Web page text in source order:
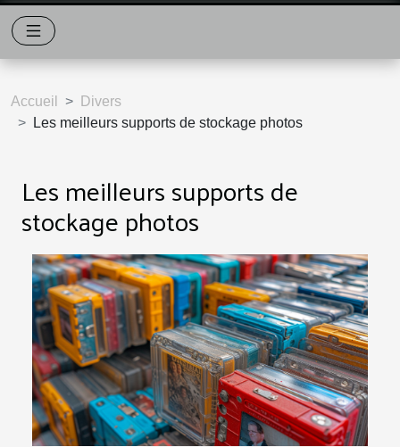
Accueil
Divers
Les meilleurs supports de stockage photos
Les meilleurs supports de
stockage photos